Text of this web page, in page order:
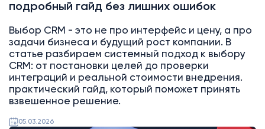
подробный гайд без лишних ошибок
Выбор CRM - это не про интерфейс и цену, а про
задачи бизнеса и будущий рост компании. В
статье разбираем системный подход к выбору
CRM: от постановки целей до проверки
интеграций и реальной стоимости внедрения.
практический гайд, который поможет принять
взвешенное решение.
05.03.2026